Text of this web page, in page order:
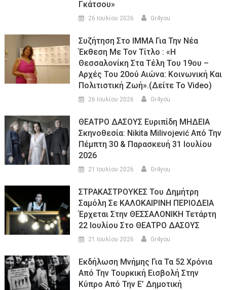
Γκάτσου»
26 Ιουλίου 2026 Gr4you
Συζήτηση Στο ΙΜΜΑ Για Την Νέα
Έκθεση Με Τον Τίτλο : «Η
Θεσσαλονίκη Στα Τέλη Του 19ου –
Αρχές Του 20ού Αιώνα: Κοινωνική Και
Πολιτιστική Ζωή».(Δείτε Το Video)
26 Ιουλίου 2026 Gr4you
ΘΕΑΤΡΟ ΔΑΣΟΥΣ Ευριπίδη ΜΗΔΕΙΑ
Σκηνοθεσία: Nikita Milivojević Από Την
Πέμπτη 30 & Παρασκευή 31 Ιουλίου
2026
21 Ιουλίου 2026 Gr4you
ΣΤΡΑΚΑΣΤΡΟΥΚΕΣ Του Δημήτρη
Σαμόλη Σε ΚΑΛΟΚΑΙΡΙΝΗ ΠΕΡΙΟΔΕΙΑ
Έρχεται Στην ΘΕΣΣΑΛΟΝΙΚΗ Τετάρτη
22 Ιουλίου Στο ΘΕΑΤΡΟ ΔΑΣΟΥΣ
21 Ιουλίου 2026 Gr4you
Εκδήλωση Μνήμης Για Τα 52 Χρόνια
Από Την Τουρκική Εισβολή Στην
Κύπρο Από Την Ε’ Δημοτική